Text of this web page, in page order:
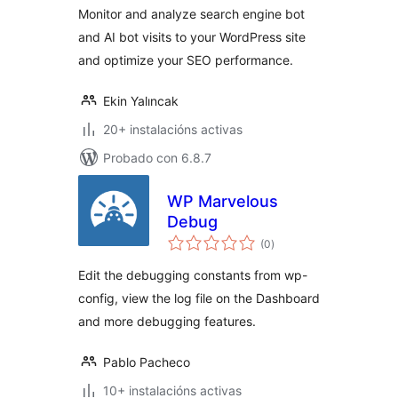
Monitor and analyze search engine bot
and AI bot visits to your WordPress site
and optimize your SEO performance.
Ekin Yalıncak
20+ instalacións activas
Probado con 6.8.7
WP Marvelous
Debug
(0valoracións
totais
)
Edit the debugging constants from wp-
config, view the log file on the Dashboard
and more debugging features.
Pablo Pacheco
10+ instalacións activas